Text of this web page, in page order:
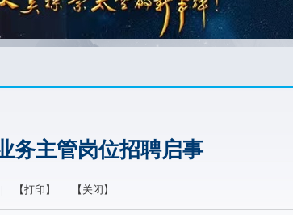
务主管岗位招聘启事
| 【打印】 【关闭】